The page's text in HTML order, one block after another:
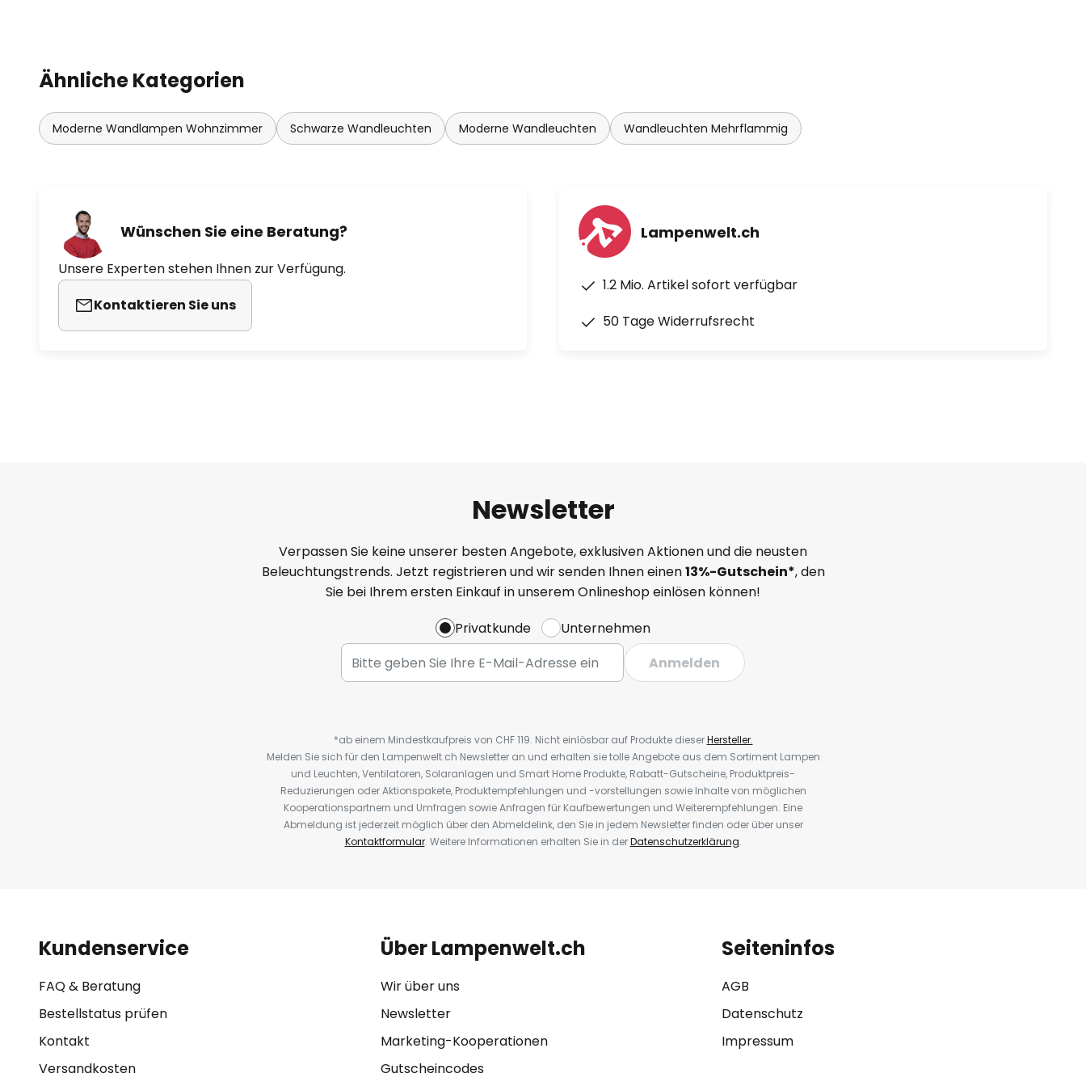
Ähnliche Kategorien
Moderne Wandlampen Wohnzimmer Schwarze Wandleuchten Moderne Wandleuchten Wandleuchten Mehrflammig
Wünschen Sie eine Beratung?
Unsere Experten stehen Ihnen zur Verfügung.
Kontaktieren Sie uns
Lampenwelt.ch
1.2 Mio. Artikel sofort verfügbar
50 Tage Widerrufsrecht
Newsletter
Verpassen Sie keine unserer besten Angebote, exklusiven Aktionen und die neusten
Beleuchtungstrends. Jetzt registrieren und wir senden Ihnen einen13%-Gutschein*, den
Sie bei Ihrem ersten Einkauf in unserem Onlineshop einlösen können!
Privatkunde
Unternehmen
Anmelden
*ab einem Mindestkaufpreis von CHF 119. Nicht einlösbar auf Produkte dieserHersteller.
Melden Sie sich für den Lampenwelt.ch Newsletter an und erhalten sie tolle Angebote aus dem Sortiment Lampen
und Leuchten, Ventilatoren, Solaranlagen und Smart Home Produkte, Rabatt-Gutscheine, Produktpreis-
Reduzierungen oder Aktionspakete, Produktempfehlungen und -vorstellungen sowie Inhalte von möglichen
Kooperationspartnern und Umfragen sowie Anfragen für Kaufbewertungen und Weiterempfehlungen. Eine
Abmeldung ist jederzeit möglich über den Abmeldelink, den Sie in jedem Newsletter finden oder über unser
Kontaktformular. Weitere Informationen erhalten Sie in derDatenschutzerklärung.
Kundenservice
FAQ & Beratung
Bestellstatus prüfen
Kontakt
Versandkosten
Über Lampenwelt.ch
Wir über uns
Newsletter
Marketing-Kooperationen
Gutscheincodes
Seiteninfos
AGB
Datenschutz
Impressum